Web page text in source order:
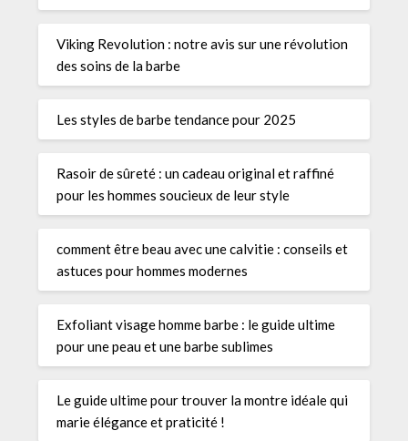
Viking Revolution : notre avis sur une révolution
des soins de la barbe
Les styles de barbe tendance pour 2025
Rasoir de sûreté : un cadeau original et raffiné
pour les hommes soucieux de leur style
comment être beau avec une calvitie : conseils et
astuces pour hommes modernes
Exfoliant visage homme barbe : le guide ultime
pour une peau et une barbe sublimes
Le guide ultime pour trouver la montre idéale qui
marie élégance et praticité !